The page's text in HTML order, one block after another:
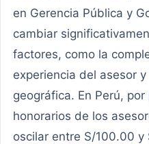
en Gerencia Pública y
cambiar
factores, como la
experiencia del asesor
geográfica. En Perú,
honorarios de los
oscilar entre S/100.00